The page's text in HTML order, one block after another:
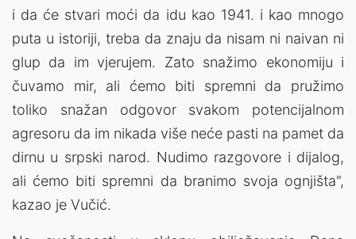
i da će stvari moći da idu kao 1941. i kao mnogo
puta u istoriji, treba da znaju da nisam ni naivan ni
glup da im vjerujem. Zato snažimo ekonomiju i
čuvamo mir, ali ćemo biti spremni da pružimo
toliko snažan odgovor svakom potencijalnom
agresoru da im nikada više neće pasti na pamet da
dirnu u srpski narod. Nudimo razgovore i dijalog,
ali ćemo biti spremni da branimo svoja ognjišta",
kazao je Vučić.